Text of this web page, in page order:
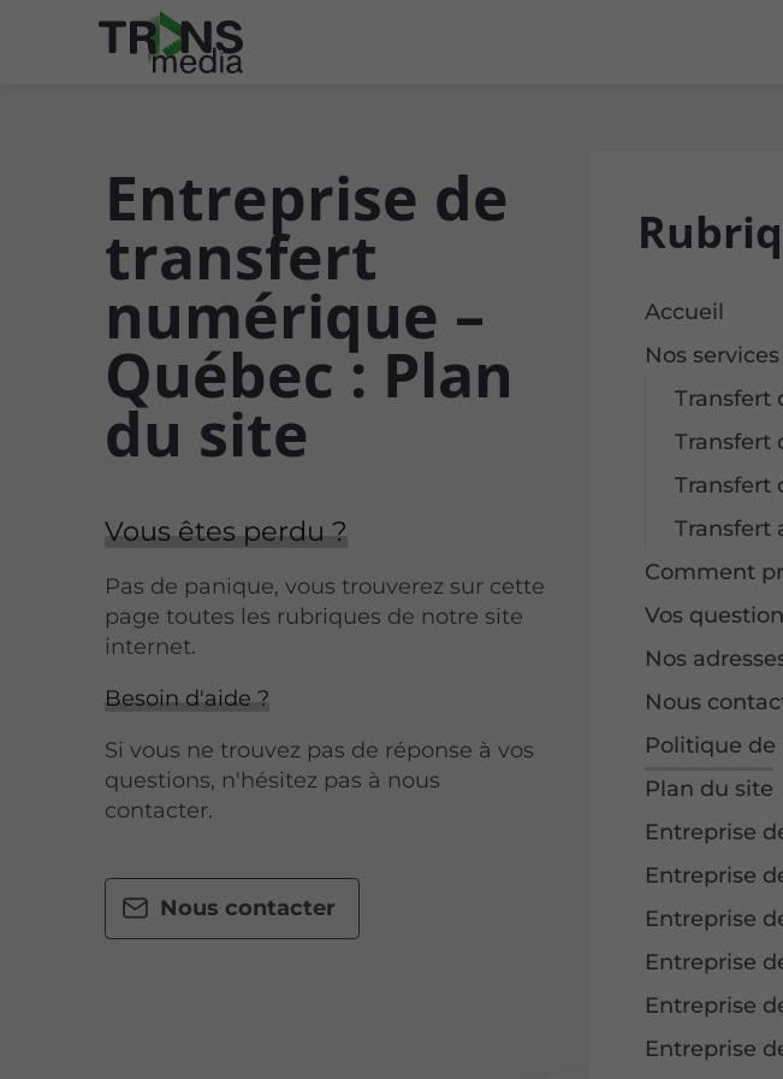
Entreprise de
transfert
numérique –
Québec : Plan
du site
Vous êtes perdu ?
Pas de panique, vous trouverez sur cette
page toutes les rubriques de notre site
internet.​​
Besoin d'aide ?
Si vous ne trouvez pas de réponse à vos
questions, n'hésitez pas à nous
contacter.
Nous contacter
Accueil
Nos services
Transfert
Transfert
Transfert
Transfert
Comment
Vos
Nos
Nous
Politique
Plan du site
Entreprise
Entreprise
Entreprise
Entreprise
Entreprise
Entreprise